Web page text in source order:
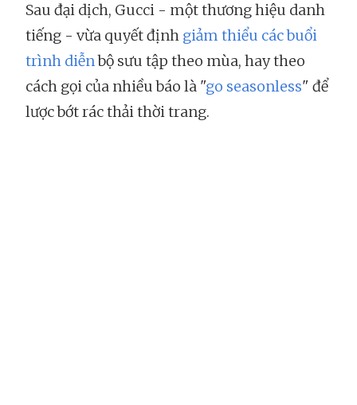
Sau đại dịch, Gucci - một thương hiệu danh
tiếng - vừa quyết định giảm thiểu các buổi
trình diễnbộ sưu tập theo mùa, hay theo
cách gọi của nhiều báo là "go seasonless" để
lược bớt rác thải thời trang.